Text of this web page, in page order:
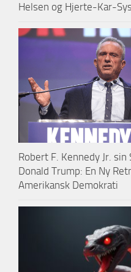
Helsen og Hjerte-Kar-
Robert F. Kennedy Jr.
Donald Trump: En Ny
Amerikansk Demokrati